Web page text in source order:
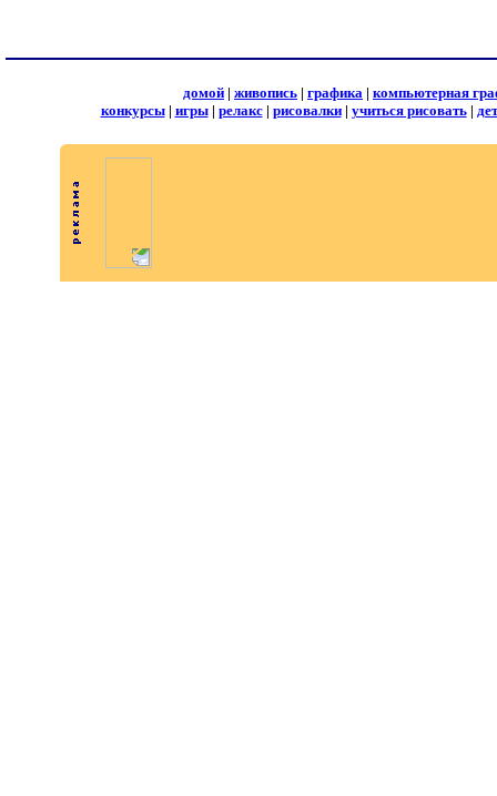
домой | живопись | графика | компьютерная
конкурсы| игры| релакс| рисовалки| учиться рисовать|